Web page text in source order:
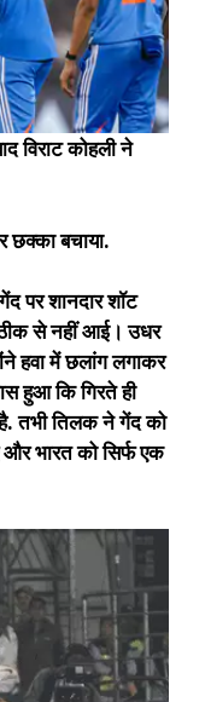
विराट कोहली ने
बचाया.
पर शानदार शॉट
से नहीं आई। उधर
हवा में छलांग लगाकर
हुआ कि गिरते ही
तभी तिलक ने गेंद को
और भारत को सिर्फ एक